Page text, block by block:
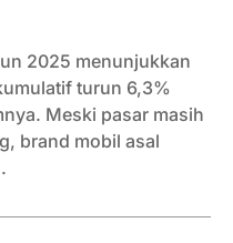
2025 menunjukkan
turun 6,3%
Meski pasar masih
brand mobil asal